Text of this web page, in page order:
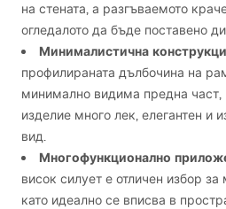
на стената, а разгъваемото
огледалото да бъде поставено
Минималистична
профилираната дълбочина на
минимално видима предна част,
изделие много лек, елегантен и
вид.
Многофункционално
висок силует е отличен избор
като идеално се вписва в